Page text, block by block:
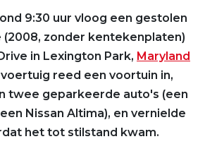
9:30 uur vloog een gestolen
(2008, zonder kentekenplaten)
in Lexington Park, Maryland
reed een voortuin in,
twee geparkeerde auto's (een
Nissan Altima), en vernielde
het tot stilstand kwam.